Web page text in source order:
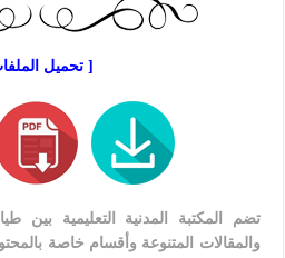
[ تحميل
تضم المكتبة المدنية التعليمية بين
والمقالات المتنوعة وأقسام خاصة